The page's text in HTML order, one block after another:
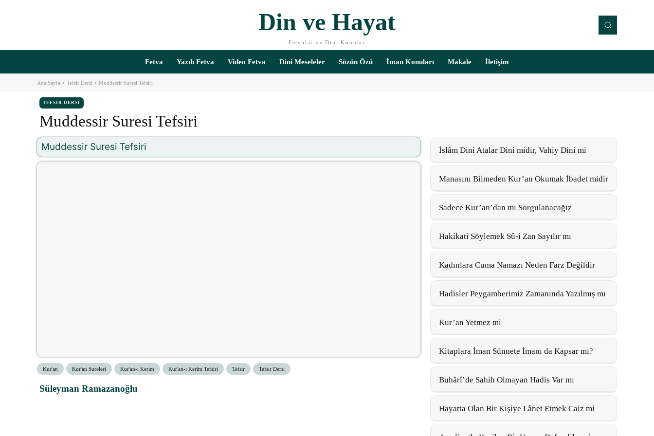
Din ve Hayat
Fetvalar ve Dini Konular
Fetva Yazılı Fetva Video Fetva Dini Meseleler Sözün Özü İman Konuları Makale İletişim
Ana Sayfa Tefsir Dersi Muddessir Suresi Tefsiri
TEFSIR DERSI
Muddessir Suresi Tefsiri
Muddessir Suresi Tefsiri
Kur'an Kur'an Sureleri Kur'an-ı Kerim Kur'an-ı Kerim Tefsiri Tefsir Tefsir Dersi
Süleyman Ramazanoğlu
İslâm Dini Atalar Dini midir, Vahiy Dini mi
Manasını Bilmeden Kur’an Okumak İbadet midir
Sadece Kur’an’dan mı Sorgulanacağız
Hakikati Söylemek Sû-i Zan Sayılır mı
Kadınlara Cuma Namazı Neden Farz Değildir
Hadisler Peygamberimiz Zamanında Yazılmış mı
Kur’an Yetmez mi
Kitaplara İman Sünnete İmanı da Kapsar mı?
Buhârî’de Sahih Olmayan Hadis Var mı
Hayatta Olan Bir Kişiye Lânet Etmek Caiz mi